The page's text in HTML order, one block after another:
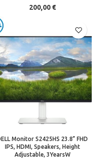
200,00 €
Monitor S2425HS 23.8” FHD
IPS, HDMI, Speakers, Height
Adjustable, 3YearsW